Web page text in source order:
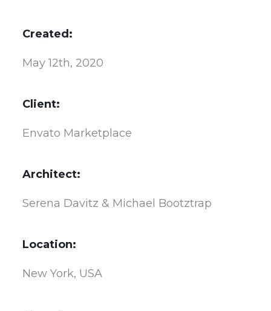
Created:
May 12th, 2020
Client:
Envato Marketplace
Architect:
Serena Davitz & Michael Bootztrap
Location:
New York, USA